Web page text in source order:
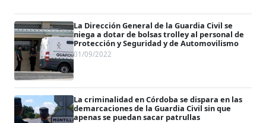
La Dirección General de la Guardia Civil se
niega a dotar de bolsas trolley al personal de
Protección y Seguridad y de Automovilismo
01/09/2022
La criminalidad en Córdoba se dispara en las
demarcaciones de la Guardia Civil sin que
apenas se puedan sacar patrullas